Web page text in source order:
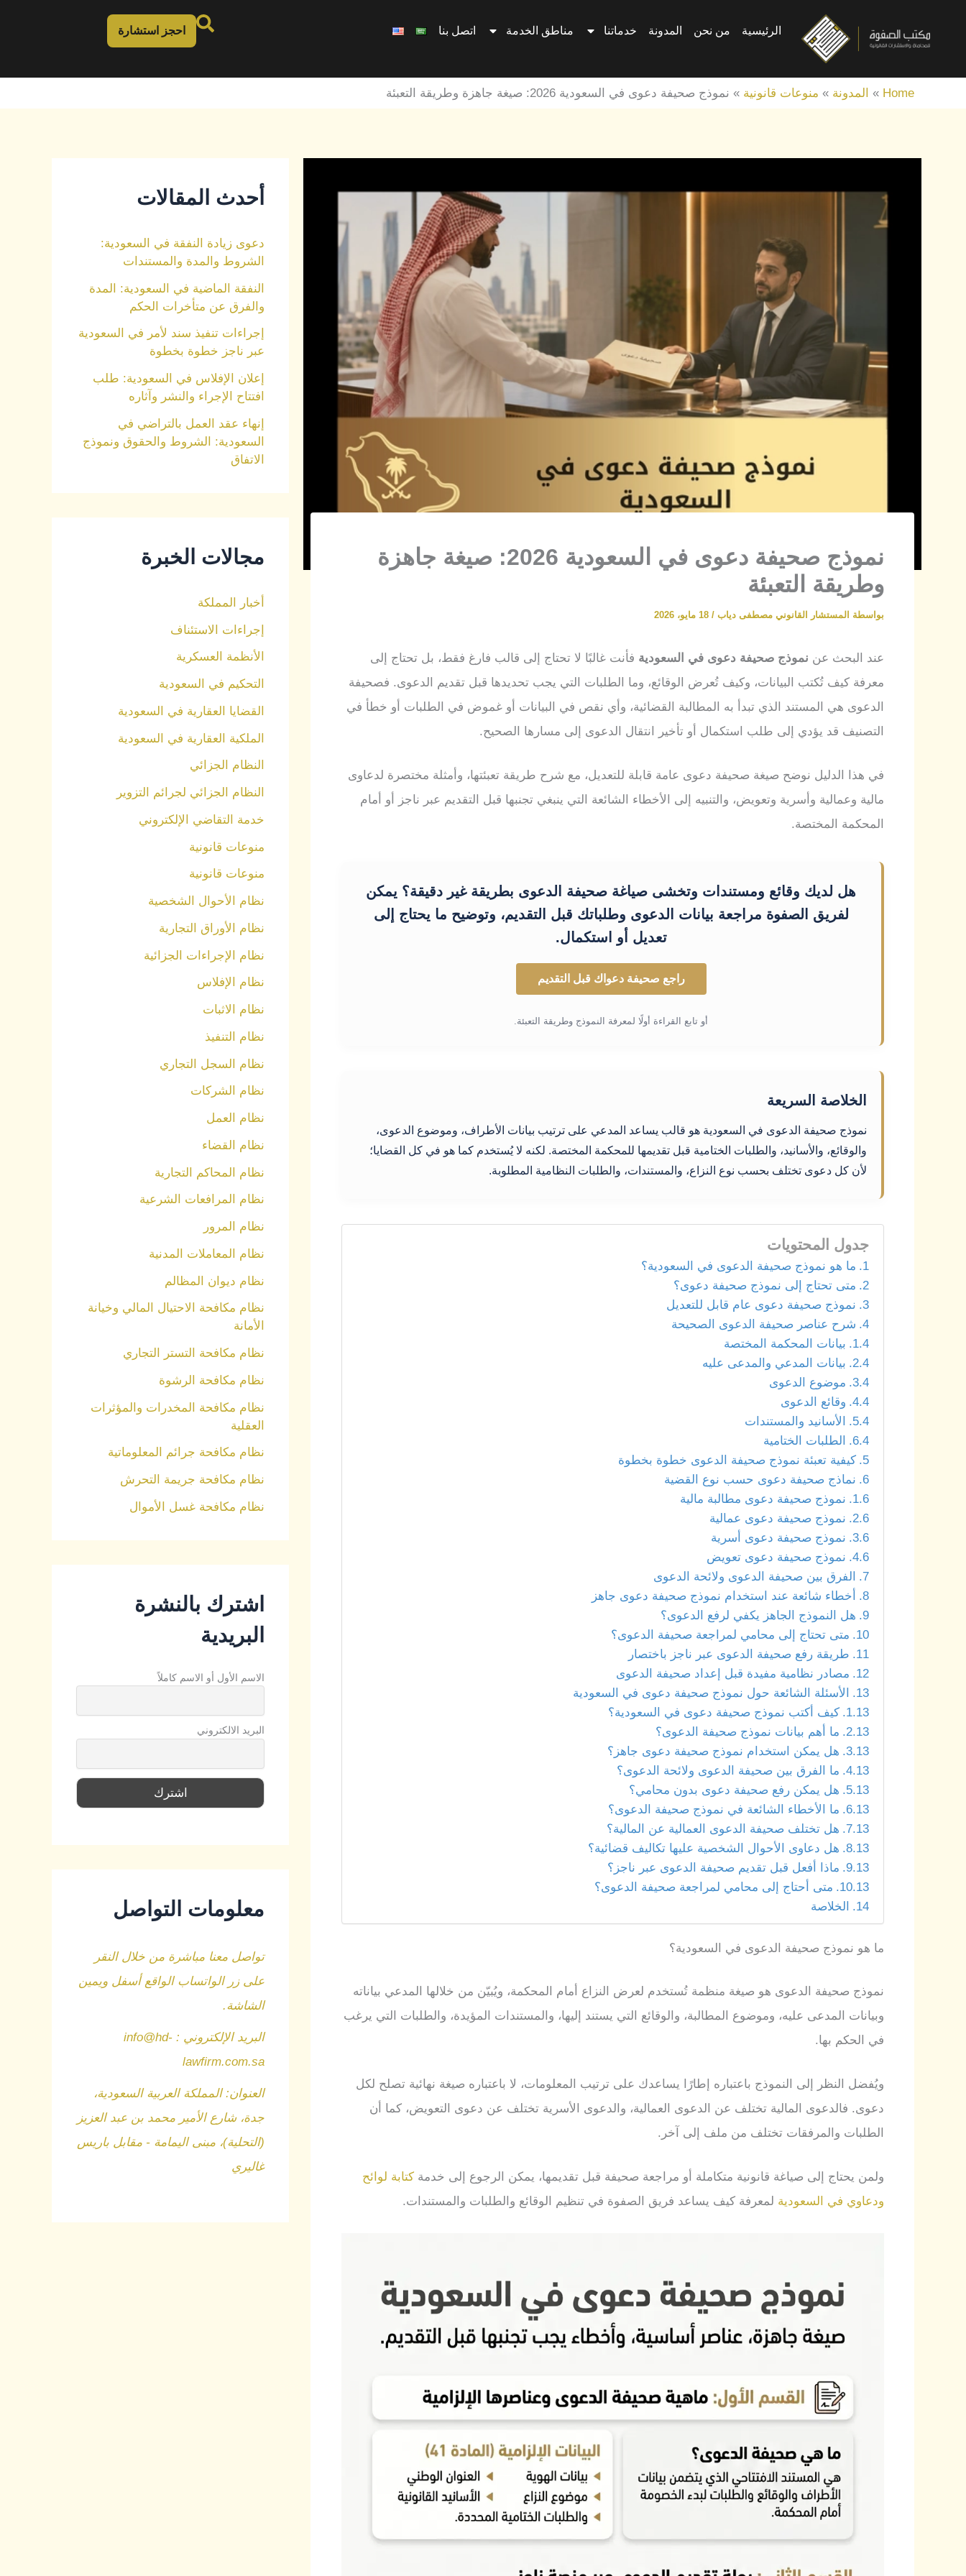
الرئيسية من نحن المدونة خدماتنا مناطق الخدمة اتصل بنا احجز استشارة
Home
» المدونة » منوعات قانونية » نموذج صحيفة دعوى في السعودية 2026: صيغة جاهزة وطريقة التعبئة
نموذج صحيفة دعوى في السعودية 2026: صيغة جاهزة
وطريقة التعبئة
بواسطة المستشار القانوني مصطفى دياب/18 مايو، 2026
عند البحث عن نموذج صحيفة دعوى في السعودية فأنت غالبًا لا تحتاج إلى قالب فارغ فقط، بل تحتاج إلى
معرفة كيف تُكتب البيانات، وكيف تُعرض الوقائع، وما الطلبات التي يجب تحديدها قبل تقديم الدعوى. فصحيفة
الدعوى هي المستند الذي تبدأ به المطالبة القضائية، وأي نقص في البيانات أو غموض في الطلبات أو خطأ في
التصنيف قد يؤدي إلى طلب استكمال أو تأخير انتقال الدعوى إلى مسارها الصحيح.
في هذا الدليل نوضح صيغة صحيفة دعوى عامة قابلة للتعديل، مع شرح طريقة تعبئتها، وأمثلة مختصرة لدعاوى
مالية وعمالية وأسرية وتعويض، والتنبيه إلى الأخطاء الشائعة التي ينبغي تجنبها قبل التقديم عبر ناجز أو أمام
المحكمة المختصة.
هل لديك وقائع ومستندات وتخشى صياغة صحيفة الدعوى بطريقة غير دقيقة؟ يمكن
لفريق الصفوة مراجعة بيانات الدعوى وطلباتك قبل التقديم، وتوضيح ما يحتاج إلى
تعديل أو استكمال.
راجع صحيفة دعواك قبل التقديم
أو تابع القراءة أولًا لمعرفة النموذج وطريقة التعبئة.
الخلاصة السريعة
نموذج صحيفة الدعوى في السعودية هو قالب يساعد المدعي على ترتيب بيانات الأطراف، وموضوع الدعوى،
والوقائع، والأسانيد، والطلبات الختامية قبل تقديمها للمحكمة المختصة. لكنه لا يُستخدم كما هو في كل القضايا؛
لأن كل دعوى تختلف بحسب نوع النزاع، والمستندات، والطلبات النظامية المطلوبة.
جدول المحتويات
ما هو نموذج صحيفة الدعوى في السعودية؟
متى تحتاج إلى نموذج صحيفة دعوى؟
نموذج صحيفة دعوى عام قابل للتعديل
شرح عناصر صحيفة الدعوى الصحيحة
بيانات المحكمة المختصة
بيانات المدعي والمدعى عليه
موضوع الدعوى
وقائع الدعوى
الأسانيد والمستندات
الطلبات الختامية
كيفية تعبئة نموذج صحيفة الدعوى خطوة بخطوة
نماذج صحيفة دعوى حسب نوع القضية
نموذج صحيفة دعوى مطالبة مالية
نموذج صحيفة دعوى عمالية
نموذج صحيفة دعوى أسرية
نموذج صحيفة دعوى تعويض
الفرق بين صحيفة الدعوى ولائحة الدعوى
أخطاء شائعة عند استخدام نموذج صحيفة دعوى جاهز
هل النموذج الجاهز يكفي لرفع الدعوى؟
متى تحتاج إلى محامي لمراجعة صحيفة الدعوى؟
طريقة رفع صحيفة الدعوى عبر ناجز باختصار
مصادر نظامية مفيدة قبل إعداد صحيفة الدعوى
الأسئلة الشائعة حول نموذج صحيفة دعوى في السعودية
كيف أكتب نموذج صحيفة دعوى في السعودية؟
ما أهم بيانات نموذج صحيفة الدعوى؟
هل يمكن استخدام نموذج صحيفة دعوى جاهز؟
ما الفرق بين صحيفة الدعوى ولائحة الدعوى؟
هل يمكن رفع صحيفة دعوى بدون محامي؟
ما الأخطاء الشائعة في نموذج صحيفة الدعوى؟
هل تختلف صحيفة الدعوى العمالية عن المالية؟
هل دعاوى الأحوال الشخصية عليها تكاليف قضائية؟
ماذا أفعل قبل تقديم صحيفة الدعوى عبر ناجز؟
متى أحتاج إلى محامي لمراجعة صحيفة الدعوى؟
الخلاصة
ما هو نموذج صحيفة الدعوى في السعودية؟
نموذج صحيفة الدعوى هو صيغة منظمة تُستخدم لعرض النزاع أمام المحكمة، ويُبيّن من خلالها المدعي بياناته
وبيانات المدعى عليه، وموضوع المطالبة، والوقائع التي يستند إليها، والمستندات المؤيدة، والطلبات التي يرغب
في الحكم بها.
ويُفضل النظر إلى النموذج باعتباره إطارًا يساعدك على ترتيب المعلومات، لا باعتباره صيغة نهائية تصلح لكل
دعوى. فالدعوى المالية تختلف عن الدعوى العمالية، والدعوى الأسرية تختلف عن دعوى التعويض، كما أن
الطلبات والمرفقات تختلف من ملف إلى آخر.
ولمن يحتاج إلى صياغة قانونية متكاملة أو مراجعة صحيفة قبل تقديمها، يمكن الرجوع إلى خدمةكتابة لوائح
ودعاوي في السعودية لمعرفة كيف يساعد فريق الصفوة في تنظيم الوقائع والطلبات والمستندات.
أحدث المقالات
دعوى زيادة النفقة في السعودية:
الشروط والمدة والمستندات
النفقة الماضية في السعودية: المدة
والفرق عن متأخرات الحكم
إجراءات تنفيذ سند لأمر في السعودية
عبر ناجز خطوة بخطوة
إعلان الإفلاس في السعودية: طلب
افتتاح الإجراء والنشر وآثاره
إنهاء عقد العمل بالتراضي في
السعودية: الشروط والحقوق ونموذج
الاتفاق
مجالات الخبرة
أخبار المملكة
إجراءات الاستئناف
الأنظمة العسكرية
التحكيم في السعودية
القضايا العقارية في السعودية
الملكية العقارية في السعودية
النظام الجزائي
النظام الجزائي لجرائم التزوير
خدمة التقاضي الإلكتروني
منوعات قانونية
منوعات قانونية
نظام الأحوال الشخصية
نظام الأوراق التجارية
نظام الإجراءات الجزائية
نظام الإفلاس
نظام الاثبات
نظام التنفيذ
نظام السجل التجاري
نظام الشركات
نظام العمل
نظام القضاء
نظام المحاكم التجارية
نظام المرافعات الشرعية
نظام المرور
نظام المعاملات المدنية
نظام ديوان المظالم
نظام مكافحة الاحتيال المالي وخيانة
الأمانة
نظام مكافحة التستر التجاري
نظام مكافحة الرشوة
نظام مكافحة المخدرات والمؤثرات
العقلية
نظام مكافحة جرائم المعلوماتية
نظام مكافحة جريمة التحرش
نظام مكافحة غسل الأموال
اشترك بالنشرة
البريدية
الاسم الأول أو الاسم كاملاً
البريد الالكتروني
معلومات التواصل
تواصل معنا مباشرة من خلال النقر
على زر الواتساب الواقع أسفل ويمين
الشاشة.
البريد الإلكتروني : info@hd-
lawfirm.com.sa
العنوان: المملكة العربية السعودية،
جدة، شارع الأمير محمد بن عبد العزيز
(التحلية)، مبنى اليمامة - مقابل باريس
غاليري